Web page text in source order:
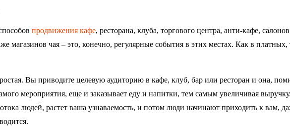
продвижения кафе, ресторана, клуба, торгового центра, анти-кафе, салонов
магазинов чая – это, конечно, регулярные события в этих местах. Как в платных,
Вы приводите целевую аудиторию в кафе, клуб, бар или ресторан и она,
мероприятия, еще и заказывает еду и напитки, тем самым увеличивая
людей, растет ваша узнаваемость, и потом люди начинают приходить к вам,